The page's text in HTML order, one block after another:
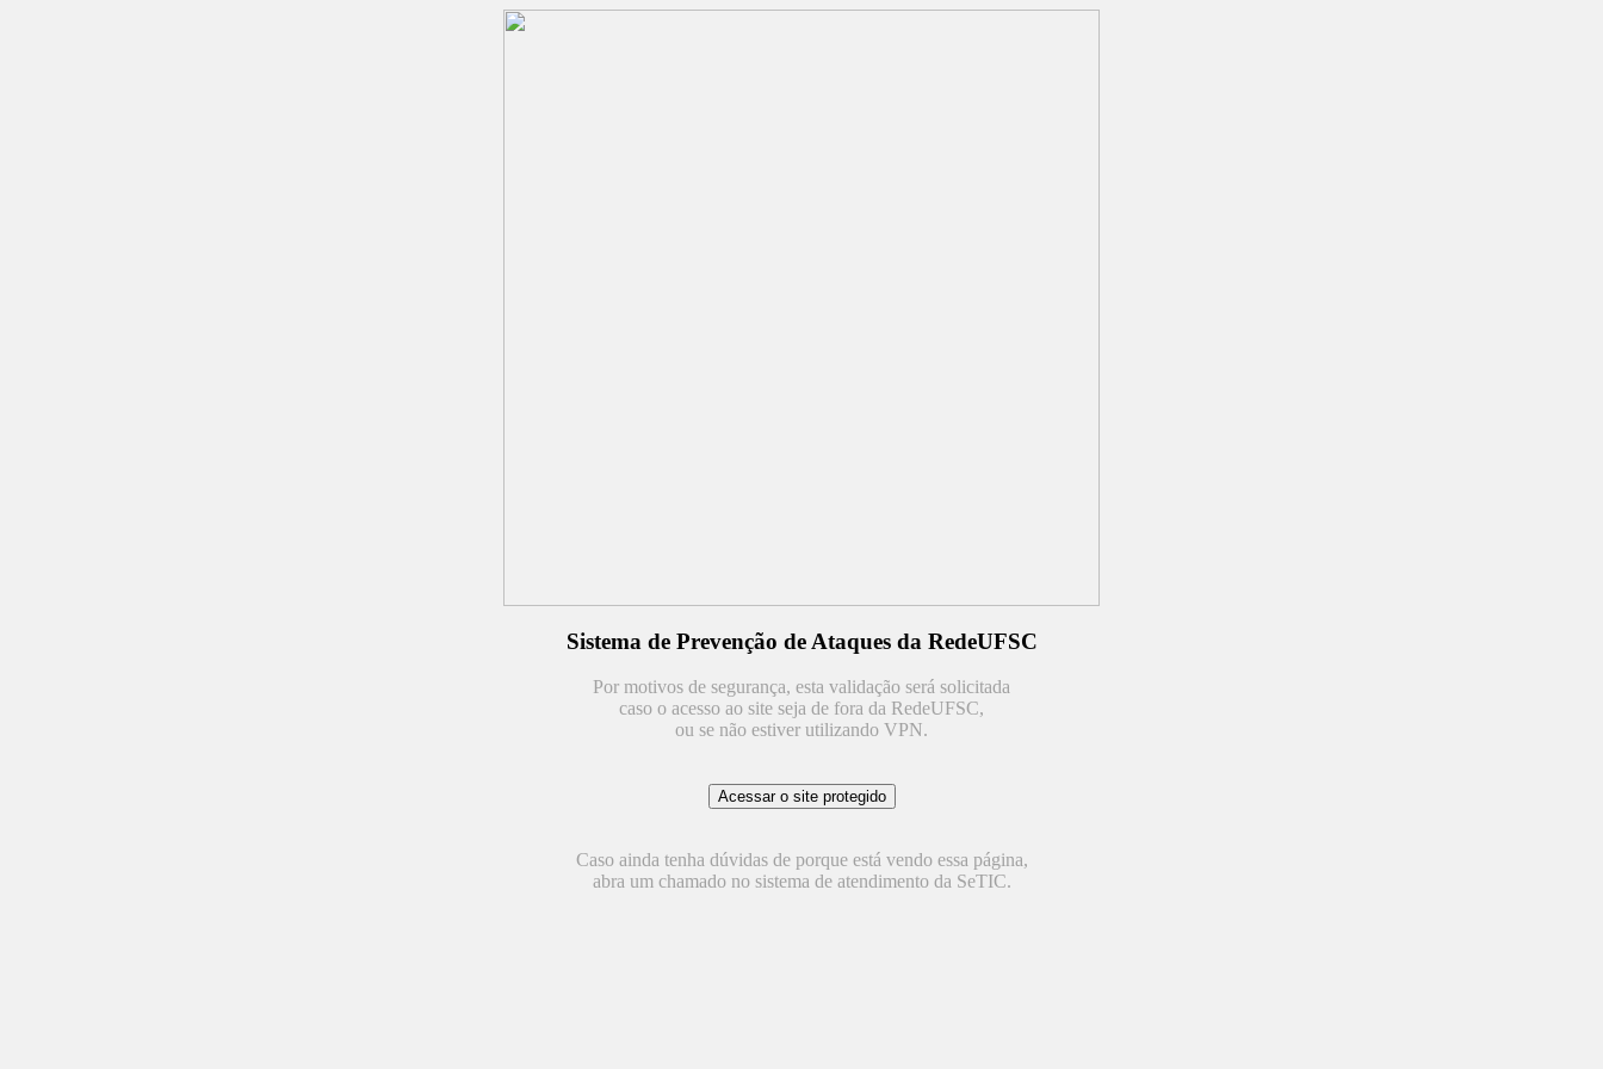
Sistema de Prevenção de Ataques da RedeUFSC
Por motivos de segurança, esta validação será solicitada
caso o acesso ao site seja de fora da RedeUFSC,
ou se não estiver utilizando VPN.
Caso ainda tenha dúvidas de porque está vendo essa página,
abra um chamado no sistema de atendimento da SeTIC.